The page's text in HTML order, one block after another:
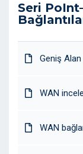
Seri
Geniş Alan
WAN
WAN